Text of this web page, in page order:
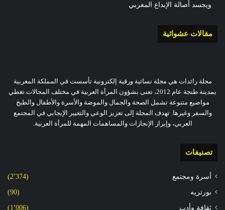
ويجسد أصالة الإبداع المغربي
مقالات عشوائية
مجلة رائدات هي مجلة نسائية ورقية إلكترونية تأسست في المملكة المغربية
بمدينة طنجة عام 2012، تعنى بشؤون المرأة العربية في مختلف المجالات.تغطي
مواضيع متنوعة تشمل الصحة والجمال والموضة والأسرة والأطفال والطبخ
والسفر وغيرها. تهدف المجلة إلى تعزيز الوعي والتغيير الإيجابي في المجتمع
العربي، وإبراز الإنجازات والمساهمات المهمة للمرأة العربية.
تصنيفات
أسرة ومجتمع (2٬374)
بورتريه (90)
ثقافة وأدب (1٬006)